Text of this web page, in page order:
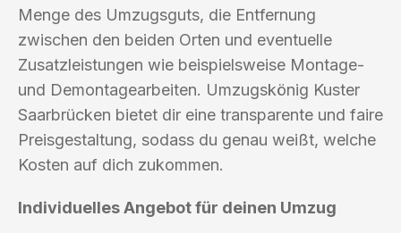
Menge des Umzugsguts, die Entfernung
zwischen den beiden Orten und eventuelle
Zusatzleistungen wie beispielsweise Montage-
und Demontagearbeiten. Umzugskönig Kuster
Saarbrücken bietet dir eine transparente und faire
Preisgestaltung, sodass du genau weißt, welche
Kosten auf dich zukommen.
Individuelles Angebot für deinen Umzug